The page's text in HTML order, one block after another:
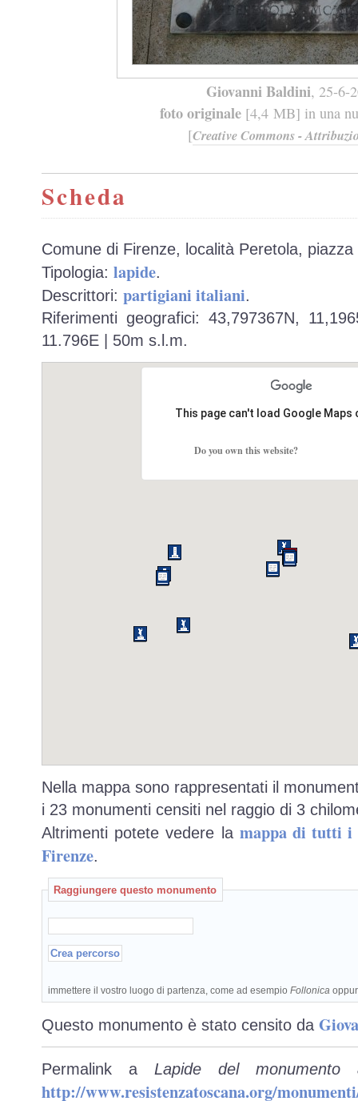
Giovanni Baldini, 25-6-
foto originale[4,4 MB] in una
[Creative Commons -
Scheda
Comune di Firenze, località Peretola, piazza
Tipologia: lapide.
Descrittori: partigiani italiani.
Riferimenti geografici: 43,797367N,
11.796E | 50m s.l.m.
This page can't load Google
Do you own this website?
Nella mappa sono rappresentati il
i 23 monumenti censiti nel raggio di 3
Altrimenti potete vedere la mappa di tutti i
Firenze.
Raggiungere questo monumento
immettere il vostro luogo di partenza, come ad esempio Follonica
Questo monumento è stato censito da
Permalink a Lapide del
http://www.resistenzatoscana.org/